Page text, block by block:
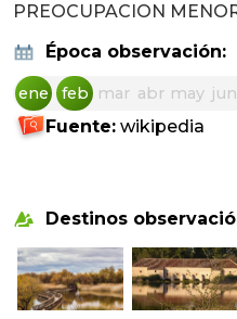
PREOCUPACION
Época observación:
ene feb mar abr may jun
Fuente: wikipedia
Destinos